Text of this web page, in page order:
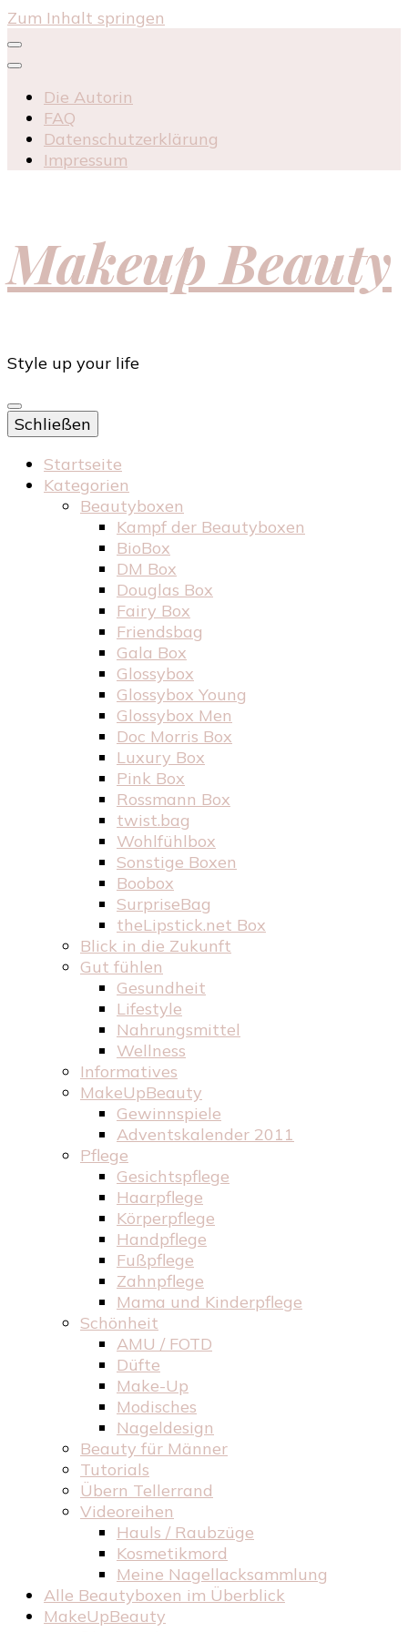
Zum Inhalt springen
Die Autorin
FAQ
Datenschutzerklärung
Impressum
Makeup Beauty
Style up your life
Schließen
Startseite
Kategorien
Beautyboxen
Kampf der Beautyboxen
BioBox
DM Box
Douglas Box
Fairy Box
Friendsbag
Gala Box
Glossybox
Glossybox Young
Glossybox Men
Doc Morris Box
Luxury Box
Pink Box
Rossmann Box
twist.bag
Wohlfühlbox
Sonstige Boxen
Boobox
SurpriseBag
theLipstick.net Box
Blick in die Zukunft
Gut fühlen
Gesundheit
Lifestyle
Nahrungsmittel
Wellness
Informatives
MakeUpBeauty
Gewinnspiele
Adventskalender 2011
Pflege
Gesichtspflege
Haarpflege
Körperpflege
Handpflege
Fußpflege
Zahnpflege
Mama und Kinderpflege
Schönheit
AMU / FOTD
Düfte
Make-Up
Modisches
Nageldesign
Beauty für Männer
Tutorials
Übern Tellerrand
Videoreihen
Hauls / Raubzüge
Kosmetikmord
Meine Nagellacksammlung
Alle Beautyboxen im Überblick
MakeUpBeauty